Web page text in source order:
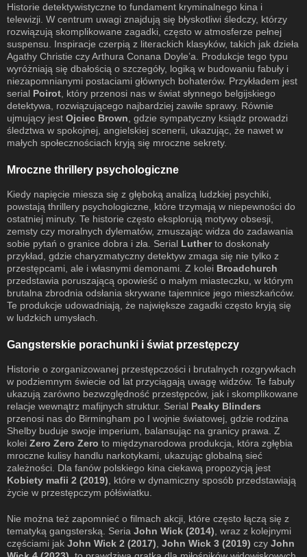
Historie detektywistyczne to fundament kryminalnego kina i
telewizji. W centrum uwagi znajdują się błyskotliwi śledczy, którzy
rozwiązują skomplikowane zagadki, często w atmosferze pełnej
suspensu. Inspiracje czerpią z literackich klasyków, takich jak dzieła
Agathy Christie czy Arthura Conana Doyle’a. Produkcje tego typu
wyróżniają się dbałością o szczegóły, logiką w budowaniu fabuły i
niezapomnianymi postaciami głównych bohaterów. Przykładem jest
serial Poirot , który przenosi nas w świat słynnego belgijskiego
detektywa, rozwiązującego najbardziej zawiłe sprawy. Równie
ujmujący jest Ojciec Brown , gdzie sympatyczny ksiądz prowadzi
śledztwa w spokojnej, angielskiej scenerii, ukazując, że nawet w
małych społecznościach kryją się mroczne sekrety.
Mroczne thrillery psychologiczne
Kiedy napięcie miesza się z głęboką analizą ludzkiej psychiki,
powstają thrillery psychologiczne, które trzymają w niepewności do
ostatniej minuty. Te historie często eksplorują motywy obsesji,
zemsty czy moralnych dylematów, zmuszając widza do zadawania
sobie pytań o granice dobra i zła. Serial Lutherto doskonały
przykład, gdzie charyzmatyczny detektyw zmaga się nie tylko z
przestępcami, ale i własnymi demonami. Z kolei Broadchurch
przedstawia poruszającą opowieść o małym miasteczku, w którym
brutalna zbrodnia odsłania skrywane tajemnice jego mieszkańców.
Te produkcje udowadniają, że największe zagadki często kryją się
w ludzkich umysłach.
Gangsterskie porachunki i świat przestępczy
Historie o zorganizowanej przestępczości i brutalnych rozgrywkach
w podziemnym świecie od lat przyciągają uwagę widzów. Te fabuły
ukazują zarówno bezwzględność przestępców, jak i skomplikowane
relacje wewnątrz mafijnych struktur. Serial Peaky Blinders
przenosi nas do Birmingham po I wojnie światowej, gdzie rodzina
Shelby buduje swoje imperium, balansując na granicy prawa. Z
kolei Zero Zero Zero to międzynarodowa produkcja, która zgłębia
mroczne kulisy handlu narkotykami, ukazując globalną sieć
zależności. Dla fanów polskiego kina ciekawą propozycją jest
Kobiety mafii 2 (2019) , które w dynamiczny sposób przedstawiają
życie w przestępczym półświatku.
Nie można też zapomnieć o filmach akcji, które często łączą się z
tematyką gangsterską. Seria John Wick (2014) , wraz z kolejnymi
częściami jak John Wick 2 (2017) John Wick 3 (2019) czy John